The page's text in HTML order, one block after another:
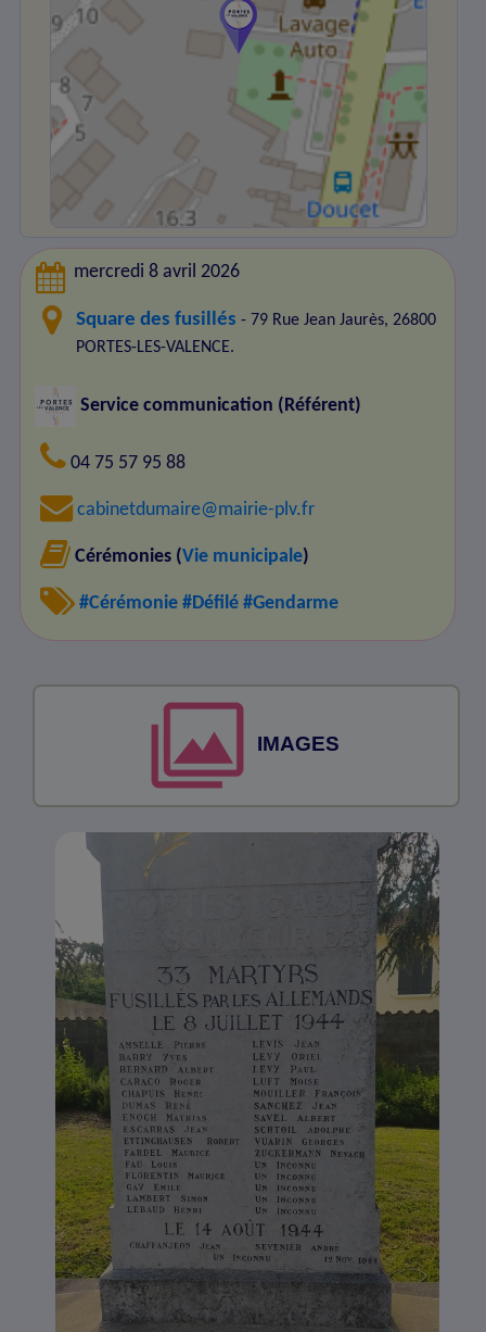
mercredi 8 avril 2026
Square des fusillés- 79 Rue Jean Jaurès, 26800
PORTES-LES-VALENCE.
Service communication (Référent)
04 75 57 95 88
cabinetdumaire@mairie-plv.fr
Cérémonies (Vie municipale)
#Cérémonie #Défilé #Gendarme
IMAGES